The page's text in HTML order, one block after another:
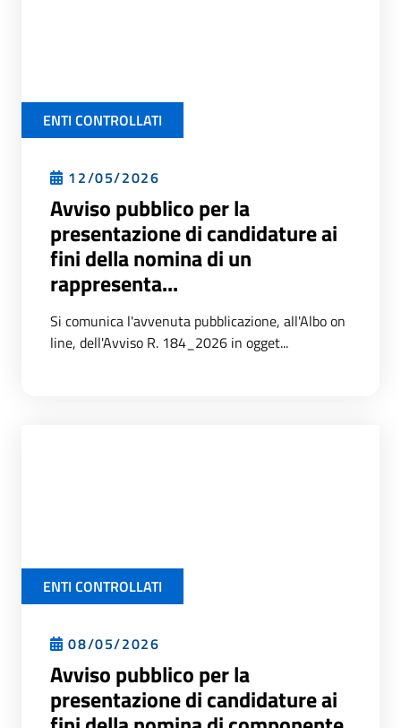
ENTI CONTROLLATI
12/05/2026
Avviso pubblico per la
presentazione di candidature ai
fini della nomina di un
rappresenta...
Si comunica l'avvenuta pubblicazione, all'Albo on
line, dell'Avviso R. 184_2026 in ogget...
ENTI CONTROLLATI
08/05/2026
Avviso pubblico per la
presentazione di candidature ai